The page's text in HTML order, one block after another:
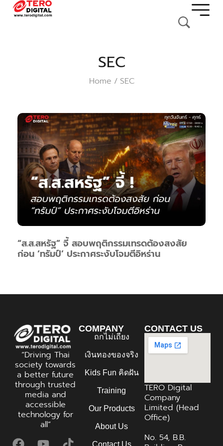
SEC
Home / SEC
“ส.ส.สหรัฐ” จี้ สอบพฤติกรรมเทรดต้องสงสัย
ก่อน ‘ทรัมป์’ ประกาศระงับโจมตีอิหร่าน
“Driving Thai
society towards
a better future
through trusted
media and
accessible
technology for
all”
COMPANY
ถกไม่เถียง
เงินทองของจริง
Kids Fun คิดฝัน
Training
Our Products
About Us
Contact Us
CONTACT US
TERO Digital
Company
Limited (Head
Office)
No. 54, B.B.